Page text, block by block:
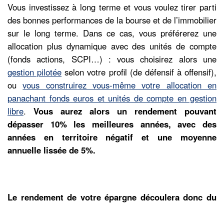
Vous investissez à long terme et vous voulez tirer parti
des bonnes performances de la bourse et de l’immobilier
sur le long terme. Dans ce cas, vous préférerez une
allocation plus dynamique avec des unités de compte
(fonds actions, SCPI…) : vous choisirez alors une
gestion pilotée selon votre profil (de défensif à offensif),
ouvous construirez vous-même votre allocation en
panachant fonds euros et unités de compte en gestion
libre. Vous aurez alors un rendement pouvant
dépasser 10% les meilleures années, avec des
années en territoire négatif et une moyenne
annuelle lissée de 5%.
Le rendement de votre épargne découlera donc du